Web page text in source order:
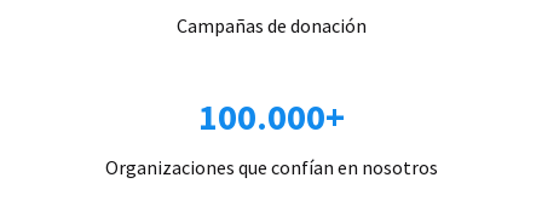
Campañas de donación
100.000+
Organizaciones que confían en nosotros